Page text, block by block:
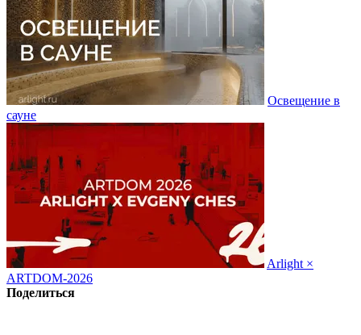
Освещение в
сауне
Arlight ×
ARTDOM-2026
Поделиться